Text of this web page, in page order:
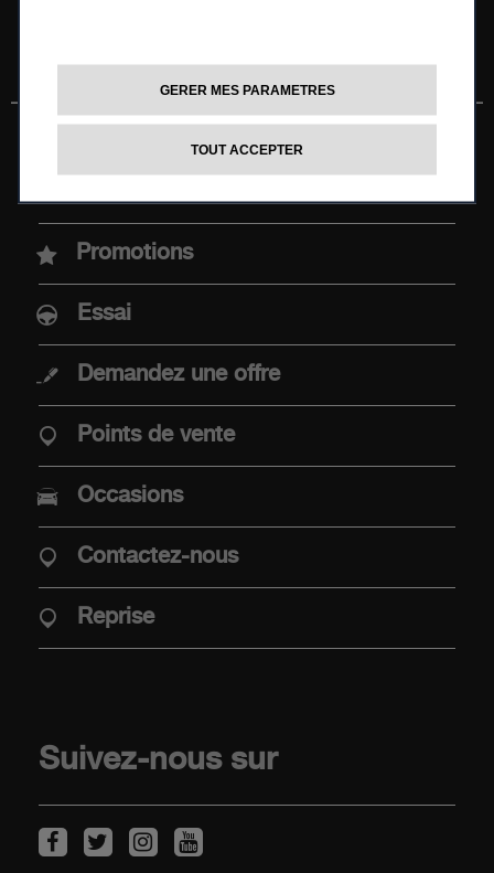
MODELES
Nouvelle Abarth 600e
Abarth 500e
ACHAT
Offres
Offre Abarth Special Warranty
Points de vente
Véhicules de stock
Reprise
CLIENTS
Entretien des véhicules
Kit & Accessoires
Promotions
Essai
Demandez une offre
Points de vente
Occasions
Contactez-nous
Reprise
Suivez-nous sur
GERER MES PARAMETRES
TOUT ACCEPTER